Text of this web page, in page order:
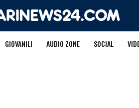
GIOVANILI AUDIO ZONE SOCIAL